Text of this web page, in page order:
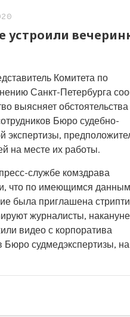
устроили
Комитета по
Санкт-Петербурга
выясняет обстоятельства
Бюро судебно-
экспертизы,
на месте их работы.
службе комздрава
что по имеющимся
была приглашена
журналисты,
видео с корпоратива
Бюро судмедэкспертизы, на